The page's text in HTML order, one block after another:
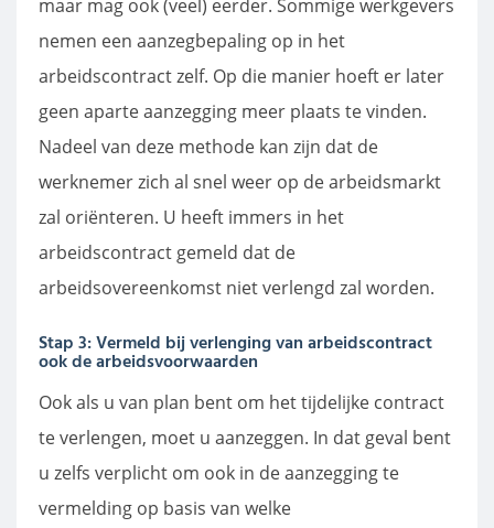
maar mag ook (veel) eerder. Sommige werkgevers
nemen een aanzegbepaling op in het
arbeidscontract zelf. Op die manier hoeft er later
geen aparte aanzegging meer plaats te vinden.
Nadeel van deze methode kan zijn dat de
werknemer zich al snel weer op de arbeidsmarkt
zal oriënteren. U heeft immers in het
arbeidscontract gemeld dat de
arbeidsovereenkomst niet verlengd zal worden.
Stap 3: Vermeld bij verlenging van arbeidscontract
ook de arbeidsvoorwaarden
Ook als u van plan bent om het tijdelijke contract
te verlengen, moet u aanzeggen. In dat geval bent
u zelfs verplicht om ook in de aanzegging te
vermelding op basis van welke